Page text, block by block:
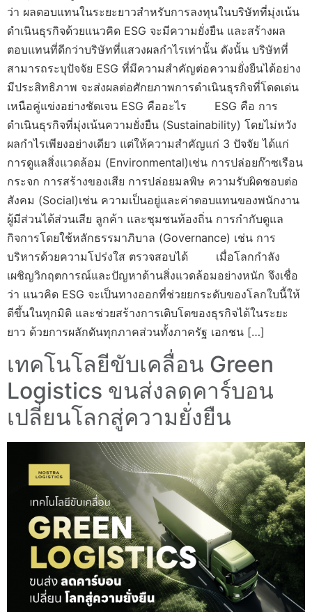
ว่า ผลตอบแทนในระยะยาวสำหรับการลงทุนในบริษัทที่มุ่งเน้น
ดำเนินธุรกิจด้วยแนวคิด ESG จะมีความยั่งยืน และสร้างผล
ตอบแทนที่ดีกว่าบริษัทที่แสวงผลกำไรเท่านั้น ดังนั้น บริษัทที่
สามารถระบุปัจจัย ESG ที่มีความสำคัญต่อความยั่งยืนได้อย่าง
มีประสิทธิภาพ จะส่งผลต่อศักยภาพการดำเนินธุรกิจที่โดดเด่น
เหนือคู่แข่งอย่างชัดเจน ESG คืออะไร ESG คือ การ
ดำเนินธุรกิจที่มุ่งเน้นความยั่งยืน (Sustainability) โดยไม่หวัง
ผลกำไรเพียงอย่างเดียว แต่ให้ความสำคัญแก่ 3 ปัจจัย ได้แก่
การดูแลสิ่งแวดล้อม (Environmental)เช่น การปล่อยก๊าซเรือน
กระจก การสร้างของเสีย การปล่อยมลพิษ ความรับผิดชอบต่อ
สังคม (Social)เช่น ความเป็นอยู่และค่าตอบแทนของพนักงาน
ผู้มีส่วนได้ส่วนเสีย ลูกค้า และชุมชนท้องถิ่น การกำกับดูแล
กิจการโดยใช้หลักธรรมาภิบาล (Governance) เช่น การ
บริหารด้วยความโปร่งใส ตรวจสอบได้ เมื่อโลกกำลัง
เผชิญวิกฤตการณ์และปัญหาด้านสิ่งแวดล้อมอย่างหนัก จึงเชื่อ
ว่า แนวคิด ESG จะเป็นทางออกที่ช่วยยกระดับของโลกใบนี้ให้
ดีขึ้นในทุกมิติ และช่วยสร้างการเติบโตของธุรกิจได้ในระยะ
ยาว ด้วยการผลักดันทุกภาคส่วนทั้งภาครัฐ เอกชน […]
เทคโนโลยีขับเคลื่อน Green
Logistics ขนส่งลดคาร์บอน
เปลี่ยนโลกสู่ความยั่งยืน